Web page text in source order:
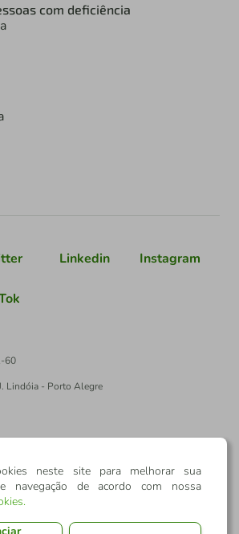
com deficiência
Linkedin Instagram
60
Lindóia - Porto Alegre
neste site para melhorar sua
navegação de acordo com nossa
.